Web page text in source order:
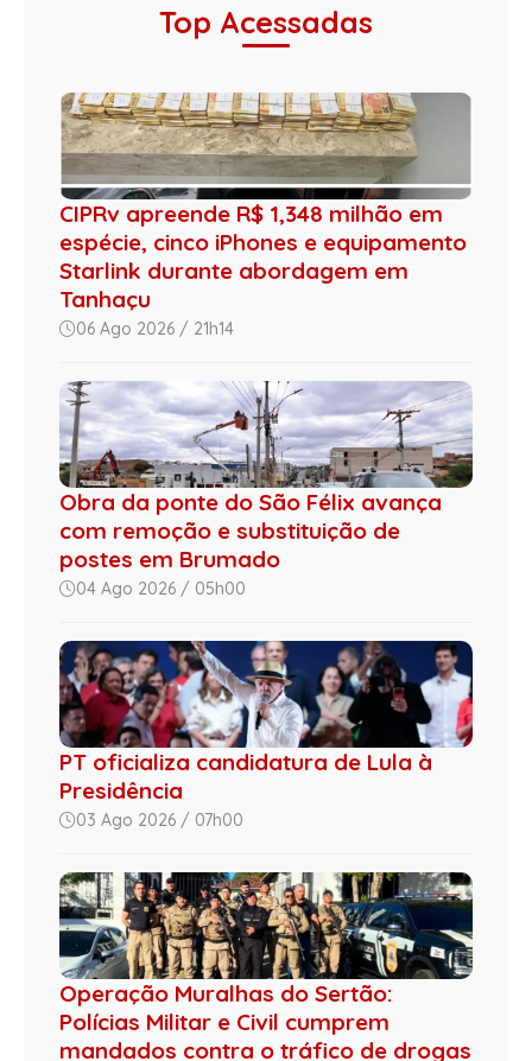
Top Acessadas
CIPRv apreende R$ 1,348 milhão em
espécie, cinco iPhones e equipamento
Starlink durante abordagem em
Tanhaçu
06 Ago 2026 / 21h14
Obra da ponte do São Félix avança
com remoção e substituição de
postes em Brumado
04 Ago 2026 / 05h00
PT oficializa candidatura de Lula à
Presidência
03 Ago 2026 / 07h00
Operação Muralhas do Sertão:
Polícias Militar e Civil cumprem
mandados contra o tráfico de drogas